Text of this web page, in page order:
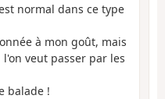
normal dans ce type
à mon goût, mais
veut passer par les
balade !